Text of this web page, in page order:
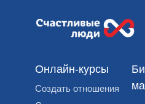
Онлайн-курсы
Создать отношения